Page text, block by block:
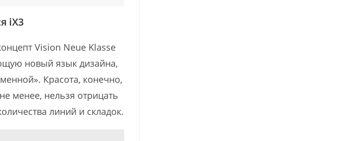
iX3
Vision Neue Klasse
новый язык дизайна,
Красота, конечно,
менее, нельзя отрицать
линий и складок.